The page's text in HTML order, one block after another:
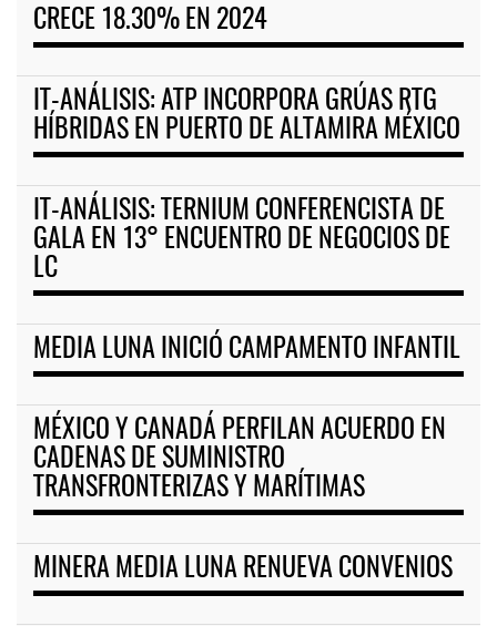
CRECE 18.30% EN 2024
IT-ANÁLISIS: ATP INCORPORA GRÚAS RTG
HÍBRIDAS EN PUERTO DE ALTAMIRA MÉXICO
IT-ANÁLISIS: TERNIUM CONFERENCISTA DE
GALA EN 13° ENCUENTRO DE NEGOCIOS DE
LC
MEDIA LUNA INICIÓ CAMPAMENTO INFANTIL
MÉXICO Y CANADÁ PERFILAN ACUERDO EN
CADENAS DE SUMINISTRO
TRANSFRONTERIZAS Y MARÍTIMAS
MINERA MEDIA LUNA RENUEVA CONVENIOS